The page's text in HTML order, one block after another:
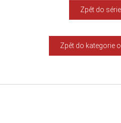
Zpět do
Zpět do kategorie